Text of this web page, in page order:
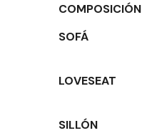
COMPOSICIÓN
SOFÁ
LOVESEAT
SILLÓN